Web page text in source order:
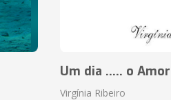
Um dia ..... o Amor
Virgínia Ribeiro